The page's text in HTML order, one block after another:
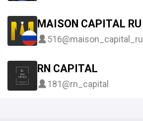
MAISON CAPITAL RU
516@maison_capital_ru
RN CAPITAL
181@rn_capital